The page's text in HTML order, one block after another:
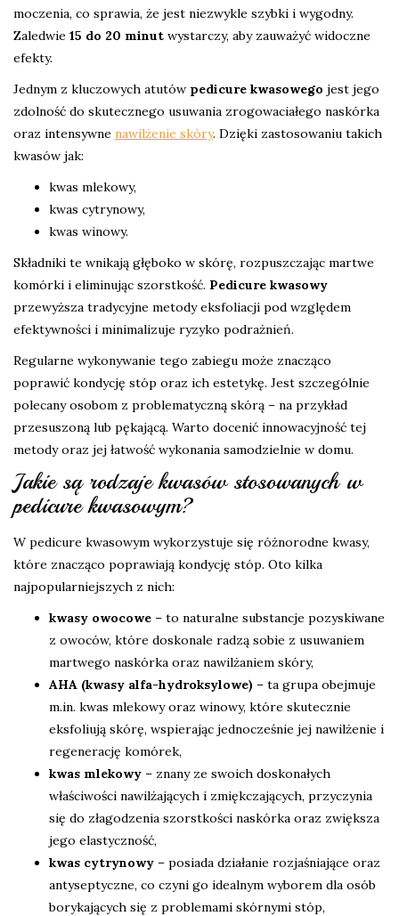
moczenia, co sprawia, że jest niezwykle szybki i wygodny.
Zaledwie 15 do 20 minut wystarczy, aby zauważyć widoczne
efekty.
Jednym z kluczowych atutów pedicure kwasowego jest jego
zdolność do skutecznego usuwania zrogowaciałego naskórka
oraz intensywne nawilżenie skóry. Dzięki zastosowaniu takich
kwasów jak:
kwas mlekowy,
kwas cytrynowy,
kwas winowy.
Składniki te wnikają głęboko w skórę, rozpuszczając martwe
komórki i eliminując szorstkość. Pedicure kwasowy
przewyższa tradycyjne metody eksfoliacji pod względem
efektywności i minimalizuje ryzyko podrażnień.
Regularne wykonywanie tego zabiegu może znacząco
poprawić kondycję stóp oraz ich estetykę. Jest szczególnie
polecany osobom z problematyczną skórą – na przykład
przesuszoną lub pękającą. Warto docenić innowacyjność tej
metody oraz jej łatwość wykonania samodzielnie w domu.
Jakie są rodzaje kwasów stosowanych w
pedicure kwasowym?
W pedicure kwasowym wykorzystuje się różnorodne kwasy,
które znacząco poprawiają kondycję stóp. Oto kilka
najpopularniejszych z nich:
kwasy owocowe – to naturalne substancje pozyskiwane
z owoców, które doskonale radzą sobie z usuwaniem
martwego naskórka oraz nawilżaniem skóry,
AHA (kwasy alfa-hydroksylowe) – ta grupa obejmuje
m.in. kwas mlekowy oraz winowy, które skutecznie
eksfoliują skórę, wspierając jednocześnie jej nawilżenie i
regenerację komórek,
kwas mlekowy – znany ze swoich doskonałych
właściwości nawilżających i zmiękczających, przyczynia
się do złagodzenia szorstkości naskórka oraz zwiększa
jego elastyczność,
kwas cytrynowy – posiada działanie rozjaśniające oraz
antyseptyczne, co czyni go idealnym wyborem dla osób
borykających się z problemami skórnymi stóp,